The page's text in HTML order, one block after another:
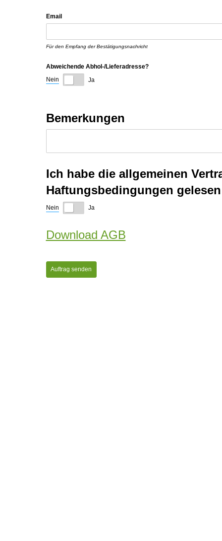
Email
Für den Empfang der Bestätigungsnachricht
Abweichende Abhol-/​Lieferadresse?
Nein
Ja
Bemerkungen
Ich habe die allgemeinen
Haftungsbedingungen
Nein Ja
Download AGB
Auftrag senden